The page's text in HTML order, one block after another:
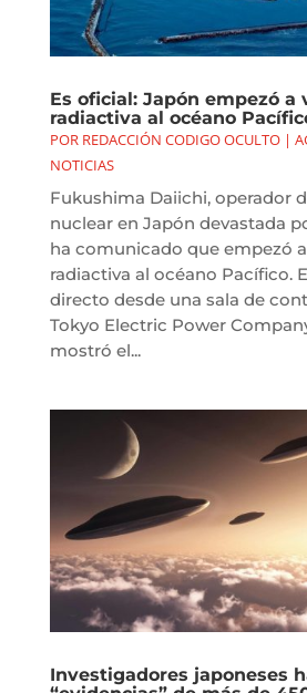
Es oficial: Japón empezó a
radiactiva al océano
POR REDACCIÓN CODIGO OCULTO|
NOTICIAS
Fukushima Daiichi, operador
nuclear en Japón devastada
ha comunicado que empezó
radiactiva al océano Pacífico.
directo desde una sala de
Tokyo Electric Power
mostró el...
Investigadores japoneses